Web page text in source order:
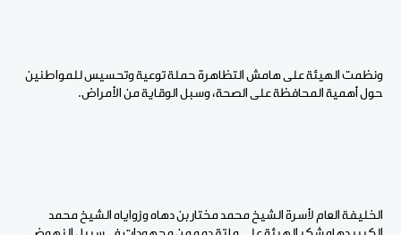
ونظمت الهيئة على هامش التظاهرة حملة توعية وتحسيس للمواطنين
حول أهمية المحافظة على الصحة، وسبل الوقاية من الأمراض.
الخليفة العام لأسرة الشيخ محمد مختار بن دهاه وزواياه الشيخ محمد